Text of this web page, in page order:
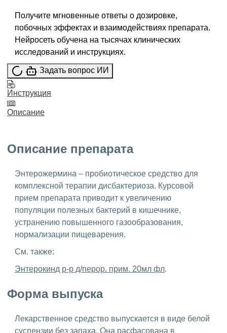
Получите мгновенные ответы о дозировке,
побочных эффектах и взаимодействиях препарата.
Нейросеть обучена на тысячах клинических
исследований и инструкциях.
Задать вопрос ИИ
Инструкция
Описание
Описание препарата
Энтерожермина – пробиотическое средство для
комплексной терапии дисбактериоза. Курсовой
прием препарата приводит к увеличению
популяции полезных бактерий в кишечнике,
устранению повышенного газообразования,
нормализации пищеварения.
См. также:
Энтерокинд р-р д/перор. прим. 20мл фл.
Форма выпуска
Лекарственное средство выпускается в виде белой
суспензии без запаха. Она расфасована в